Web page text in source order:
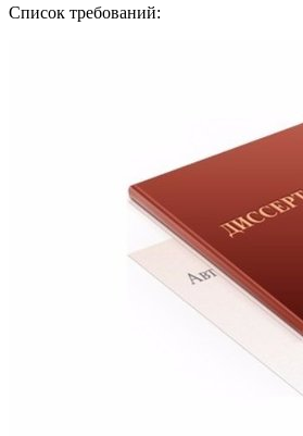
Список требований: